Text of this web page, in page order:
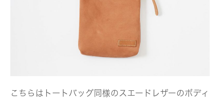
こちらはトートバッグ同様のスエードレザーのボディ